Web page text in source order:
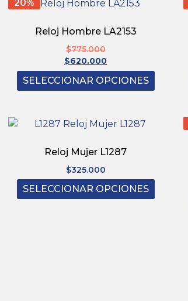
20%
Reloj Hombre LA2153
$775.000
$620.000
SELECCIONAR OPCIONES
Reloj Mujer L1287
$325.000
SELECCIONAR OPCIONES